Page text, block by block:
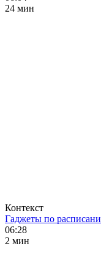
24 мин
Контекст
Гаджеты по
06:28
2 мин